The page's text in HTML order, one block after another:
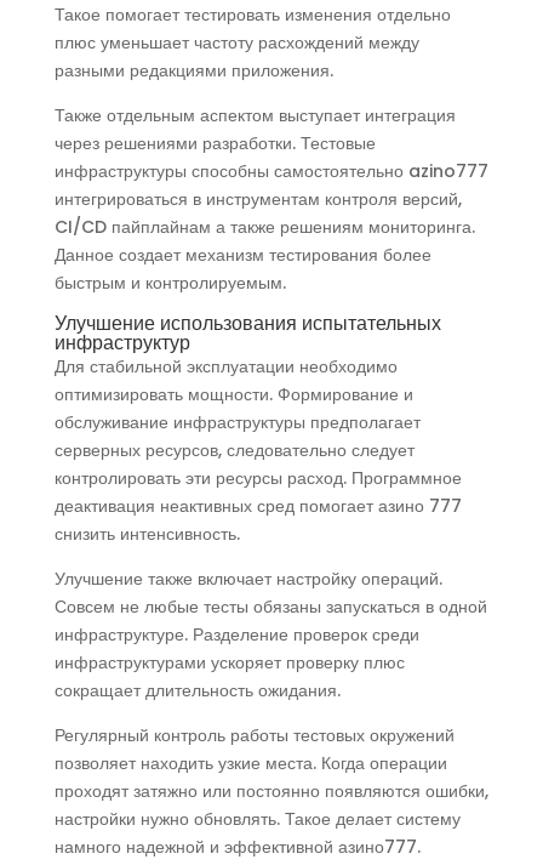
Такое помогает тестировать изменения отдельно
плюс уменьшает частоту расхождений между
разными редакциями приложения.
Также отдельным аспектом выступает интеграция
через решениями разработки. Тестовые
инфраструктуры способны самостоятельно azino777
интегрироваться в инструментам контроля версий,
CI/CD пайплайнам а также решениям мониторинга.
Данное создает механизм тестирования более
быстрым и контролируемым.
Улучшение использования испытательных
инфраструктур
Для стабильной эксплуатации необходимо
оптимизировать мощности. Формирование и
обслуживание инфраструктуры предполагает
серверных ресурсов, следовательно следует
контролировать эти ресурсы расход. Программное
деактивация неактивных сред помогает азино 777
снизить интенсивность.
Улучшение также включает настройку операций.
Совсем не любые тесты обязаны запускаться в одной
инфраструктуре. Разделение проверок среди
инфраструктурами ускоряет проверку плюс
сокращает длительность ожидания.
Регулярный контроль работы тестовых окружений
позволяет находить узкие места. Когда операции
проходят затяжно или постоянно появляются ошибки,
настройки нужно обновлять. Такое делает систему
намного надежной и эффективной азино777.